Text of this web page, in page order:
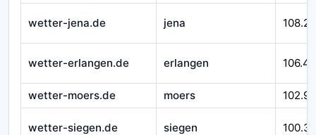
wetter-jena.de jena
wetter-erlangen.de erlangen
wetter-moers.de moers
wetter-siegen.de siegen